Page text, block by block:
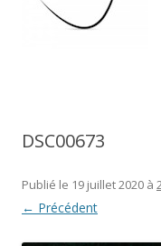
DSC00673
Publié le 19 juillet 2020 à
← Précédent